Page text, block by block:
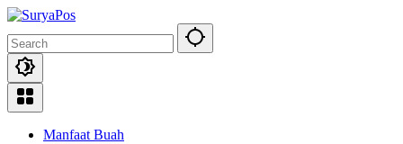
Skip
content
Manfaat Buah